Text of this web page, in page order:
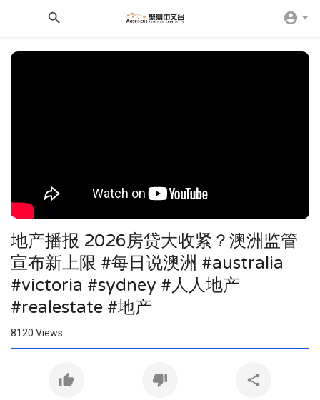
地产播报 2026房贷大收紧？澳洲监管
宣布新上限 #每日说澳洲 #australia
#victoria #sydney #人人地产
#realestate #地产
8120 Views